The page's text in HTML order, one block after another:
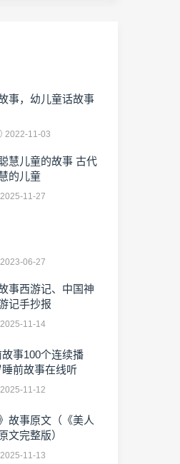
事，幼儿童话故事
2022-11-03
慧儿童的故事 古代
的儿童
2025-11-27
2023-06-27
事西游记、中国神
记手抄报
2025-11-14
事100个连续播
前故事在线听
2025-11-12
故事原文（《美人
文完整版）
2025-11-13